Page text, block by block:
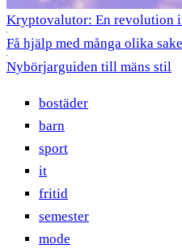
Kryptovalutor: En revolution
Få hjälp med många olika
Nybörjarguiden till mäns stil
bostäder
barn
sport
it
fritid
semester
mode